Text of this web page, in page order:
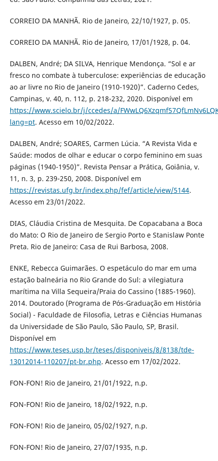
CORREIO DA MANHÃ. Rio de Janeiro, 22/10/1927, p. 05.
CORREIO DA MANHÃ. Rio de Janeiro, 17/01/1928, p. 04.
DALBEN, André; DA SILVA, Henrique Mendonça. “Sol e ar
fresco no combate à tuberculose: experiências de educação
ao ar livre no Rio de Janeiro (1910-1920)”. Caderno Cedes,
Campinas, v. 40, n. 112, p. 218-232, 2020. Disponível em
https://www.scielo.br/j/ccedes/a/
lang=pt. Acesso em 10/02/2022.
DALBEN, André; SOARES, Carmen Lúcia. “A Revista Vida e
Saúde: modos de olhar e educar o corpo feminino em suas
páginas (1940-1950)”. Revista Pensar a Prática, Goiânia, v.
11, n. 3, p. 239-250, 2008. Disponível em
https://revistas.ufg.br/index.php/fef/article/view/5144.
Acesso em 23/01/2022.
DIAS, Cláudia Cristina de Mesquita. De Copacabana a Boca
do Mato: O Rio de Janeiro de Sergio Porto e Stanislaw Ponte
Preta. Rio de Janeiro: Casa de Rui Barbosa, 2008.
ENKE, Rebecca Guimarães. O espetáculo do mar em uma
estação balneária no Rio Grande do Sul: a vilegiatura
marítima na Villa Sequeira/Praia do Cassino (1885-1960).
2014. Doutorado (Programa de Pós-Graduação em História
Social) - Faculdade de Filosofia, Letras e Ciências Humanas
da Universidade de São Paulo, São Paulo, SP, Brasil.
Disponível em
https://www.teses.usp.br/teses/disponiveis/8/8138/tde-
13012014-110207/pt-br.php. Acesso em 17/02/2022.
FON-FON! Rio de Janeiro, 21/01/1922, n.p.
FON-FON! Rio de Janeiro, 18/02/1922, n.p.
FON-FON! Rio de Janeiro, 05/02/1927, n.p.
FON-FON! Rio de Janeiro, 27/07/1935, n.p.